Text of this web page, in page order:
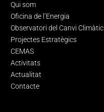
Qui som
Oficina de l’Energia
Observatori del Canvi Climàtic
Projectes Estratègics
CEMAS
Activitats
Actualitat
Contacte